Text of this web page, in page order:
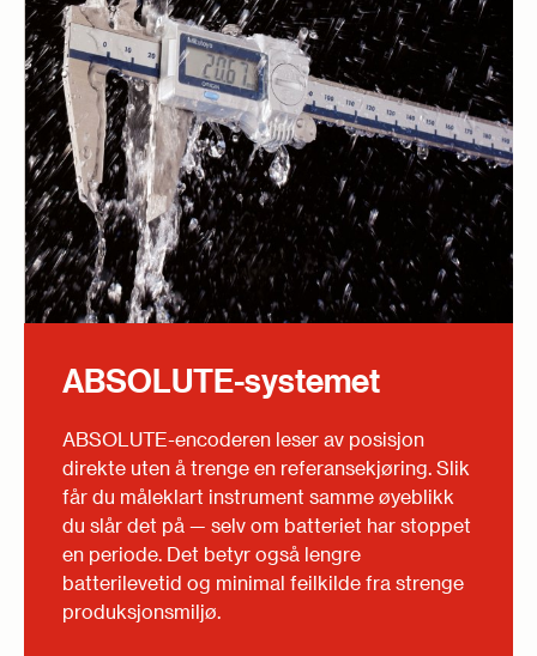
ABSOLUTE-systemet
ABSOLUTE-encoderen leser av posisjon
direkte uten å trenge en referansekjøring. Slik
får du måleklart instrument samme øyeblikk
du slår det på — selv om batteriet har stoppet
en periode. Det betyr også lengre
batterilevetid og minimal feilkilde fra strenge
produksjonsmiljø.